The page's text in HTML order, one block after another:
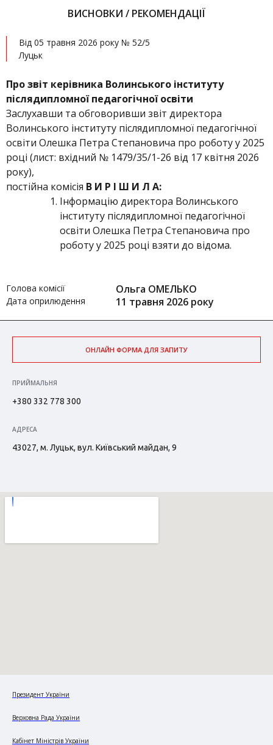
ВИСНОВКИ / РЕКОМЕНДАЦІЇ
Від 05 травня 2026 року № 52/5
Луцьк
Про звіт керівника Волинського інституту
післядипломної педагогічної освіти
Заслухавши та обговоривши звіт директора
Волинського інституту післядипломної педагогічної
освіти Олешка Петра Степановича про роботу у 2025
році (лист: вхідний № 1479/35/1-26 від 17 квітня 2026
року),
постійна комісія В И Р І Ш И Л А:
Інформацію директора Волинського
інституту післядипломної педагогічної
освіти Олешка Петра Степановича про
роботу у 2025 році взяти до відома.
Голова комісії Ольга ОМЕЛЬКО
Дата оприлюдення 11 травня 2026 року
ОНЛАЙН ФОРМА ДЛЯ ЗАПИТУ
ПРИЙМАЛЬНЯ
+380 332 778 300
АДРЕСА
43027, м. Луцьк, вул. Київський майдан, 9
Президент України
Верховна Рада України
Кабінет Міністрів України